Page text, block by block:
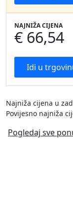
NAJNIŽA CIJENA
€ 66,54
Idi u
Najniža cijena u
Povijesno najniža
Pogledaj sve